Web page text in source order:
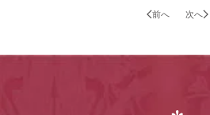
前へ 次へ